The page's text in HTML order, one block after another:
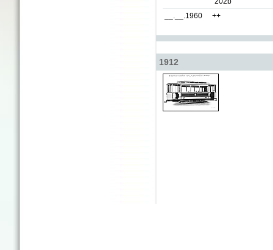
__.__.1960
++
1912